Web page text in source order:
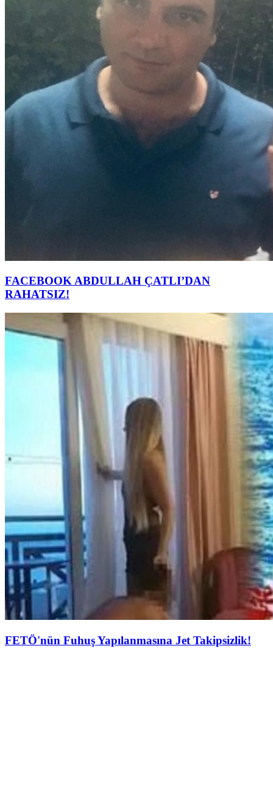
FACEBOOK ABDULLAH ÇATLI’DAN
RAHATSIZ!
FETÖ'nün Fuhuş Yapılanmasına Jet Takipsizlik!